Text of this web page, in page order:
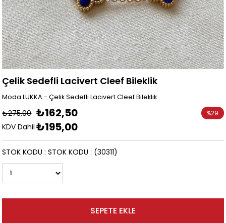
Çelik Sedefli Lacivert Cleef Bileklik
Moda LUKKA - Çelik Sedefli Lacivert Cleef Bileklik
₺275,00 ₺162,50
KDV Dahil ₺195,00
%29
(30311)
STOK KODU STOK KODU